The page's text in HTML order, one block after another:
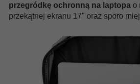
przegródkę ochronną na laptopa o
przekątnej ekranu 17" oraz sporo